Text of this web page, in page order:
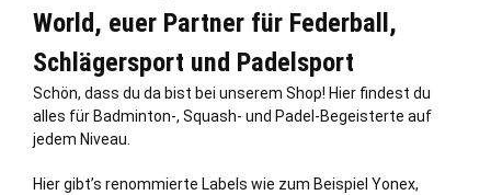
World, euer Partner für Federball,
Schlägersport und Padelsport
Schön, dass du da bist bei unserem Shop! Hier findest du
alles für Badminton-, Squash- und Padel-Begeisterte auf
jedem Niveau.
Hier gibt’s renommierte Labels wie zum Beispiel Yonex,